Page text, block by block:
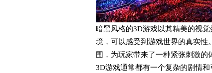
暗黑风格的3D游戏以其精美的视
境，可以感受到游戏世界的真实性
围，为玩家带来了一种紧张刺激的
3D游戏通常都有一个复杂的剧情